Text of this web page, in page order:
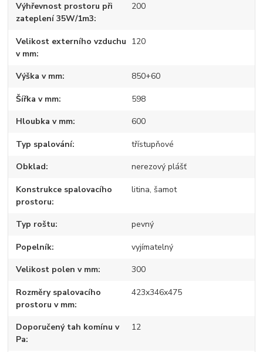
Výhřevnost prostoru při
zateplení 35W/1m3
200
Velikost externího vzduchu
v mm
120
Výška v mm 850+60
Šířka v mm 598
Hloubka v mm 600
Typ spalování třístupňové
Obklad nerezový plášť
Konstrukce spalovacího
prostoru
litina, šamot
Typ roštu pevný
Popelník vyjímatelný
Velikost polen v mm 300
Rozměry spalovacího
prostoru v mm
423x346x475
Doporučený tah komínu v
Pa
12